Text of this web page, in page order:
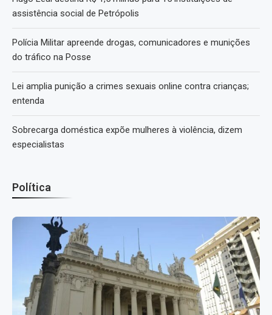
assistência social de Petrópolis
Polícia Militar apreende drogas, comunicadores e munições
do tráfico na Posse
Lei amplia punição a crimes sexuais online contra crianças;
entenda
Sobrecarga doméstica expõe mulheres à violência, dizem
especialistas
Política